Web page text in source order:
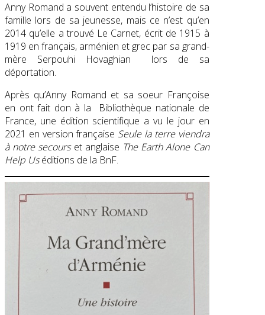
Anny Romand a souvent entendu l’histoire de sa
famille lors de sa jeunesse, mais ce n’est qu’en
2014 qu’elle a trouvé Le Carnet, écrit de 1915 à
1919 en français, arménien et grec par sa grand-
mère Serpouhi Hovaghian lors de sa
déportation.
Après qu’Anny Romand et sa soeur Françoise
en ont fait don à la Bibliothèque nationale de
France, une édition scientifique a vu le jour en
2021 en version française Seule la terre viendra
à notre secours et anglaise The Earth Alone Can
Help Uséditions de la BnF.